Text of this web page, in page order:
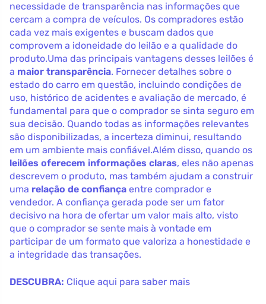
necessidade de transparência nas informações que
cercam a compra de veículos. Os compradores estão
cada vez mais exigentes e buscam dados que
comprovem a idoneidade do leilão e a qualidade do
produto.Uma das principais vantagens desses leilões é
a maior transparência. Fornecer detalhes sobre o
estado do carro em questão, incluindo condições de
uso, histórico de acidentes e avaliação de mercado, é
fundamental para que o comprador se sinta seguro em
sua decisão. Quando todas as informações relevantes
são disponibilizadas, a incerteza diminui, resultando
em um ambiente mais confiável.Além disso, quando os
leilões oferecem informações claras, eles não apenas
descrevem o produto, mas também ajudam a construir
uma relação de confiança entre comprador e
vendedor. A confiança gerada pode ser um fator
decisivo na hora de ofertar um valor mais alto, visto
que o comprador se sente mais à vontade em
participar de um formato que valoriza a honestidade e
a integridade das transações.
DESCUBRA: Clique aqui para saber mais